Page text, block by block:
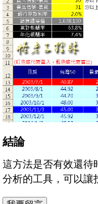
結論
這方法是否有效還待
分析的工具，可以讓